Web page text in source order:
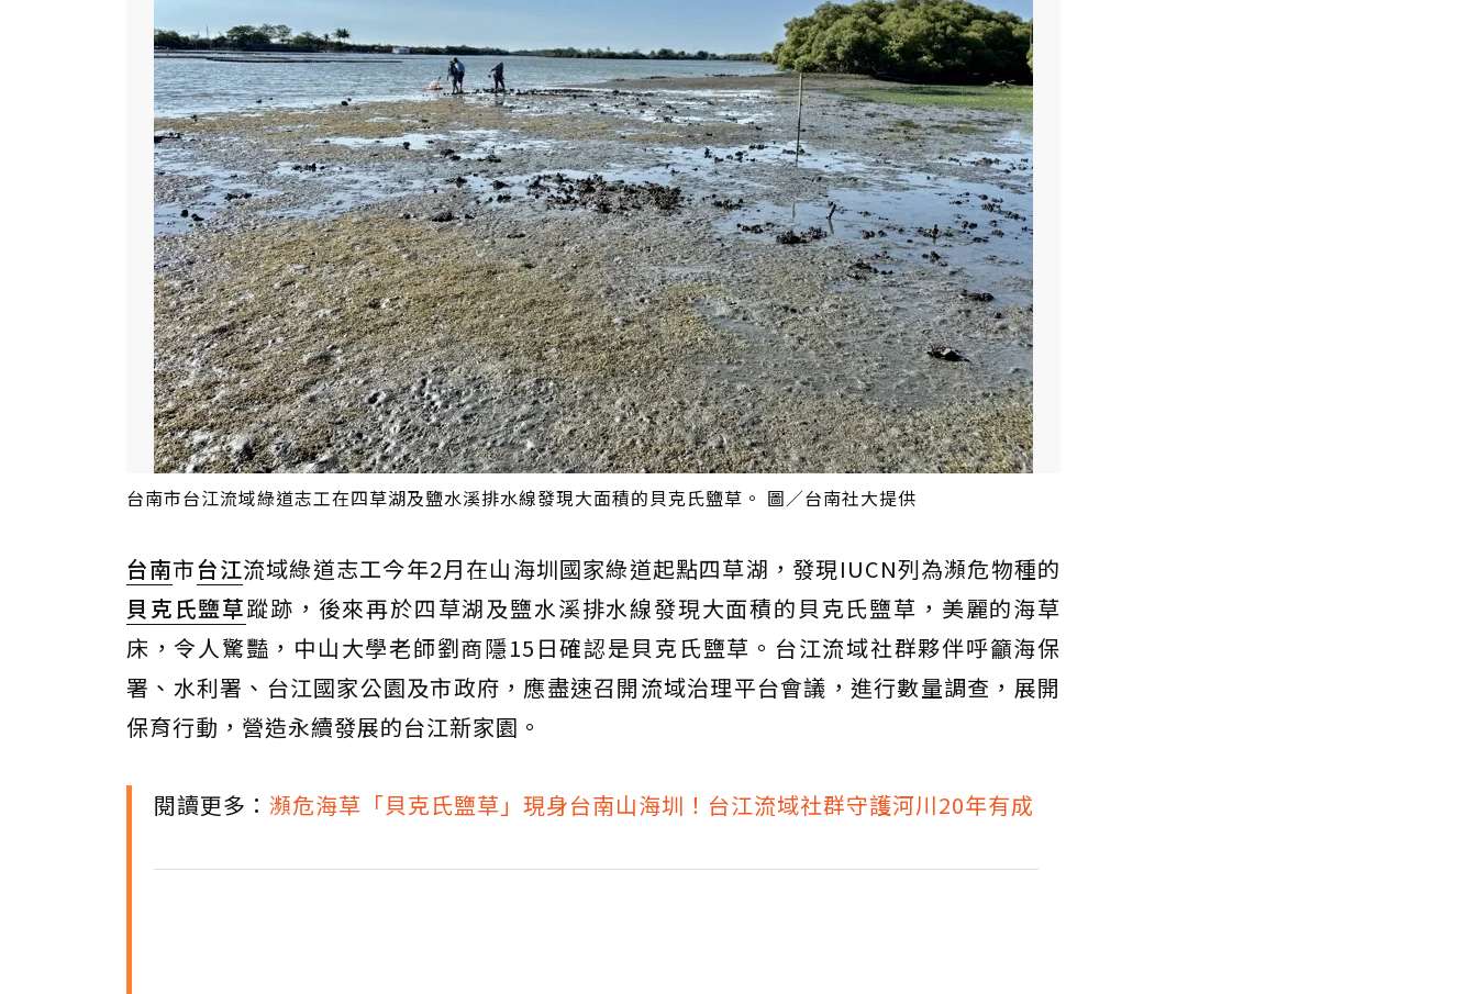
台南市台江流域綠道志工在四草湖及鹽水溪排水線發現大面積的貝克氏鹽草。 圖／台南社大提供
台南市台江流域綠道志工今年2月在山海圳國家綠道起點四草湖，發現IUCN列為瀕危物種的
貝克氏鹽草蹤跡，後來再於四草湖及鹽水溪排水線發現大面積的貝克氏鹽草，美麗的海草
床，令人驚豔，中山大學老師劉商隱15日確認是貝克氏鹽草。台江流域社群夥伴呼籲海保
署、水利署、台江國家公園及市政府，應盡速召開流域治理平台會議，進行數量調查，展開
保育行動，營造永續發展的台江新家園。
閱讀更多： 瀕危海草「貝克氏鹽草」現身台南山海圳！台江流域社群守護河川20年有成